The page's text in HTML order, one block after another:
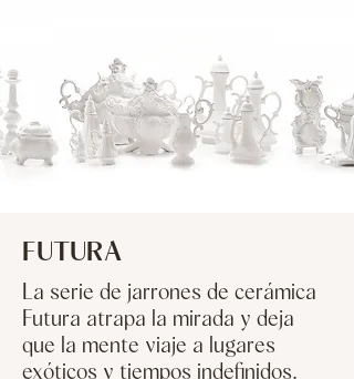
FUTURA
La serie de jarrones de cerámica
Futura atrapa la mirada y deja
que la mente viaje a lugares
exóticos y tiempos indefinidos.